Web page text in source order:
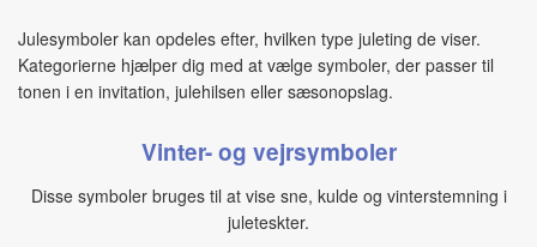
Julesymboler kan opdeles efter, hvilken type juleting de viser.
Kategorierne hjælper dig med at vælge symboler, der passer til
tonen i en invitation, julehilsen eller sæsonopslag.
Vinter- og vejrsymboler
Disse symboler bruges til at vise sne, kulde og vinterstemning i
juleteskter.